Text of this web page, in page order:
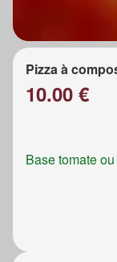
Pizza à
10.00 €
Base tomate